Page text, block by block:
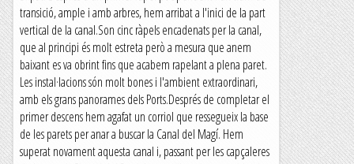
transició, ample i amb arbres, hem arribat a l'inici de la part
vertical de la canal.Son cinc ràpels encadenats per la canal,
que al principi és molt estreta però a mesura que anem
baixant es va obrint fins que acabem rapelant a plena paret.
Les instal·lacions són molt bones i l'ambient extraordinari,
amb els grans panorames dels Ports.Després de completar el
primer descens hem agafat un corriol que ressegueix la base
de les parets per anar a buscar la Canal del Magí. Hem
superat novament aquesta canal i, passant per les capçaleres